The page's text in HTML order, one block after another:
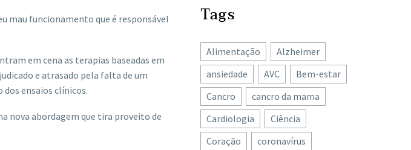
mau funcionamento que é responsável
em cena as terapias baseadas em
e atrasado pela falta de um
ensaios clínicos.
nova abordagem que tira proveito de
Tags
Alimentação
Alzheimer
ansiedade
AVC
Bem-estar
Cancro
cancro da mama
Cardiologia
Ciência
Coração
coronavírus